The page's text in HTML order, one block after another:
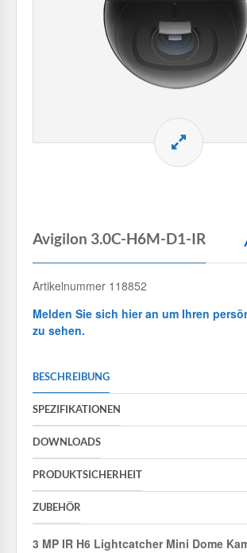
Avigilon 3.0C-H6M-D1-IR
Artikelnummer 118852
Melden Sie sich hier an um Ihren
zu sehen.
BESCHREIBUNG
SPEZIFIKATIONEN
DOWNLOADS
PRODUKTSICHERHEIT
ZUBEHÖR
3 MP IR H6 Lightcatcher Mini Dome